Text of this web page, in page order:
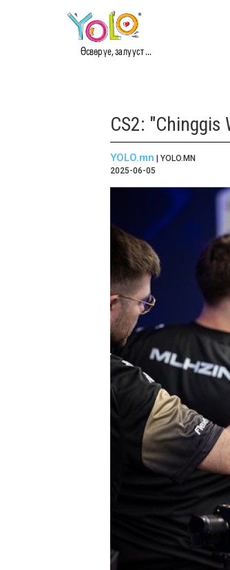
Өсвөр үе, залууст ...
CS2: "Chinggis
YOLO.mn | YOLO.MN
2025-06-05